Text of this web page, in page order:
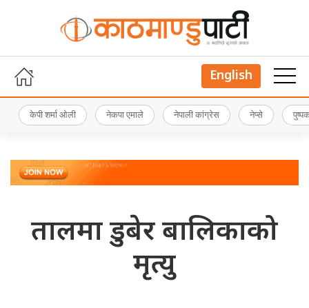
English
केपी शर्मा ओली नेकपा एमाले नेपाली कांग्रेस नेप्से
तालमा डुबेर बालिकाको
मृत्यु